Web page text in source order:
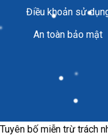
Điều khoản sử
An toàn bảo mật
Tuyên bố miễn trừ trách